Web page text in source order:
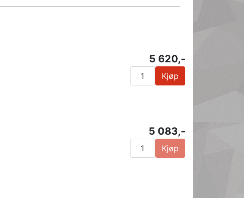
5 620,-
Kjøp
5 083,-
Kjøp